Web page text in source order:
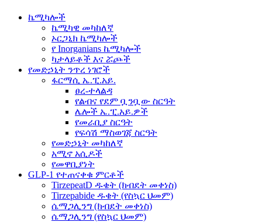
ኬሚካሎች
ኬሚካዊ መካከለኛ
ኦርጋኒክ ኬሚካሎች
የ Inorganians ኬሚካሎች
ካታላይቶች እና ሯጮች
የመድኃኒት ንጥረ ነገሮች
ፋርማሲ ኤ.ፒ.አይ.
ፀረ-ተላልዳ
የልብና የደም ቧንቧው ስርዓት
ሌሎች ኤ.ፒ.አይ.ዎች
የመራቢያ ስርዓት
የፍሳሽ ማስወገጃ ስርዓት
የመድኃኒት መካከለኛ
አሚኖ አሲዶች
የመዋቢያነት
GLP-1 የተጠናቀቁ ምርቶች
TirzepeatD ዱቄት (ክብደት መቀነስ)
Tirzepabide ዱቄት (የስኳር ህመም)
ሴማጋሊንግ (ክብደት መቀነስ)
ሴማጋሊንግ (የስኳር ህመም)